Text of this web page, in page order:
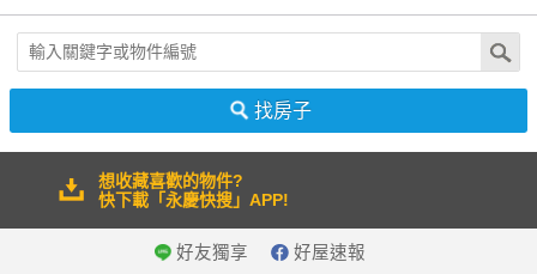
不限 20坪以下 20坪-30坪 30坪-40坪
40坪-50坪
50坪以上
找房子
想收藏喜歡的物件?
快下載「永慶快搜」APP!
好友獨享 好屋速報